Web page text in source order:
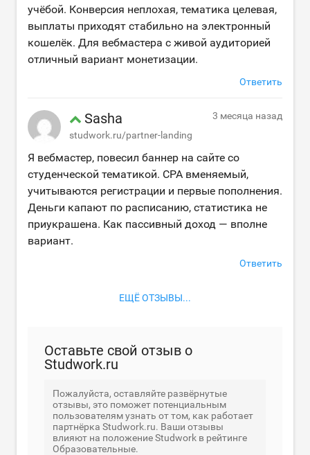
учёбой. Конверсия неплохая, тематика целевая,
выплаты приходят стабильно на электронный
кошелёк. Для вебмастера с живой аудиторией
отличный вариант монетизации.
Ответить
Sasha
studwork.ru/partner-landing
3 месяца назад
Я вебмастер, повесил баннер на сайте со
студенческой тематикой. CPA вменяемый,
учитываются регистрации и первые пополнения.
Деньги капают по расписанию, статистика не
приукрашена. Как пассивный доход — вполне
вариант.
Ответить
ЕЩЁ ОТЗЫВЫ...
Оставьте свой отзыв о
Studwork.ru
Пожалуйста, оставляйте развёрнутые
отзывы, это поможет потенциальным
пользователям узнать от том, как работает
партнёрка Studwork.ru. Ваши отзывы
влияют на положение Studwork в рейтинге
Образовательные.